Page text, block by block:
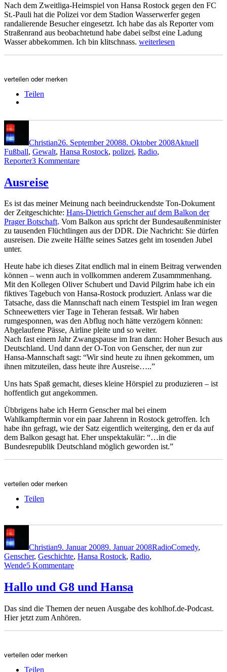
Nach dem Zweitliga-Heimspiel von Hansa Rostock gegen den FC
St.-Pauli hat die Polizei vor dem Stadion Wasserwerfer gegen
randalierende Besucher eingesetzt. Ich habe das als Reporter vom
Straßenrand aus beobachtetund habe dabei selbst eine Ladung
Wasser abbekommen. Ich bin klitschnass. „Nach
weiterlesen
verteilen oder merken
Teilen
Christian26. September 20088. Oktober 2008Aktuell
Fußball, Gewalt, Hansa Rostock, polizei, Radio,
Reporter3 Kommentarezu
gegen
Randalierer
Ausreise
Es ist das meiner Meinung nach beeindruckendste Ton-Dokument
der Zeitgeschichte: Hans-Dietrich Genscher auf dem Balkon der
Prager Botschaft. Vom Balkon aus spricht der Bundesaußenminister
zu tausenden Flüchtlingen aus der DDR. Die Nachricht: Sie dürfen
ausreisen. Die zweite Hälfte seines Satzes geht im tosenden Jubel
unter.
Heute habe ich dieses Zitat endlich mal in einem Beitrag verwenden
können – wenn auch in vollkommen anderem Zusammmenhang.
Mit den Kollegen Oliver Schubert und David Pilgrim habe ich ein
fiktives Tagebuch von Hansa-Rostock produziert. Anlass war die
Tatsache, dass die Mannschaft nach einem Testspiel im Iran wegen
Schneewetters vier Tage in Teheran festsaß. Wir haben
rumgesponnen, was den Abflug noch hätte verzögern können:
Abgelaufene Pässe, Airline pleite und so weiter.
Nach fast einem Jahr Zwangspause im Iran dann: Hoher Besuch aus
Deutschland. Und dann der O-Ton von Genscher, der nun zur
Hansa-Mannschaft sagt: “Wir sind heute zu ihnen gekommen, um
ihnen mitzuteilen, dass heute ihre Ausreise…..”
Uns hats Spaß gemacht, dieses kleine Hörspiel zu produzieren – ist
hoffentlich gut angekommen.
Übbrigens habe ich Herrn Genscher mal bei einem
Wahlkampftermin vor ein paar Jahrenn in Rostock getroffen. Ich
habe ihn gefragt, wie der Satz eigentlich weiterging, den er da auf
dem Balkon gesagt hat. Eher unspektakulär: “…in die
Bundesrepublik Deutschland möglich geworden ist.”
verteilen oder merken
Teilen
Christian9. Januar 20089. Januar 2008RadioComedy,
Genscher, Geschichte, Hansa Rostock, Radio,
Wende5 Kommentarezu
Hallo und G8 und Hansa
Das sind die Themen der neuen Ausgabe des kohlhof.de-Podcast.
Hier jetzt zum Anhören.
verteilen oder merken
Teilen